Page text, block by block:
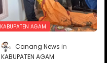
KABUPATEN AGAM
Canang News
KABUPATEN AGAM